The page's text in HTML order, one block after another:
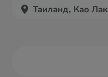
Таиланд, Као Лак